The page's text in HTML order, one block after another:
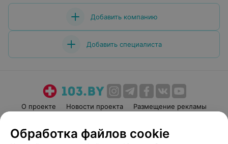
Добавить компанию
Добавить специалиста
О проекте Новости проекта
Размещение рекламы
Пользовательское соглашение
Способы оплаты
Обработка файлов cookie